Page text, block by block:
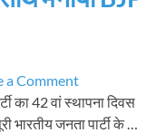
a Comment
का 42 वां स्थापना दिवस
जनता पार्टी के …